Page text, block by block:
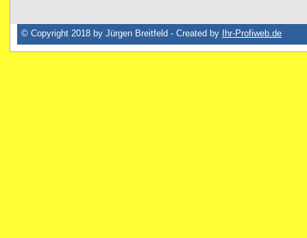
© Copyright 2018 by Jürgen Breitfeld - Created by Ihr-Profiweb.de